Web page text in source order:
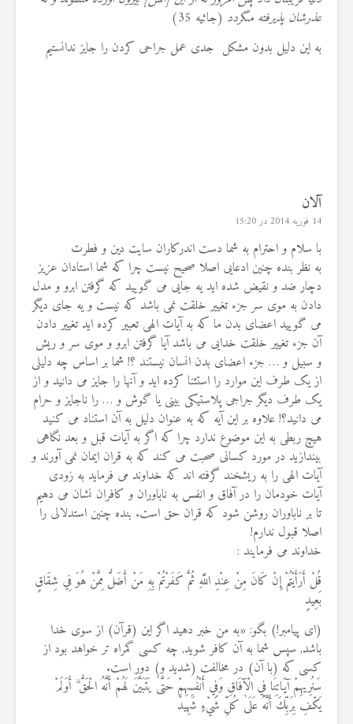
عذرشان پذيرفته مى‏گردد (جاثیه 35)
به این دلیل بدون مشکل جدی عمل جراحی کردن را جایز ندانستیم
آلان
14 فوریه 2014 در 15:20
با سلام و احترام به شما دست اندرکاران سایت دین و فطرت
به نظر بنده چنین ادعایی اصلا صحیح نیست چرا که شما استادان عزیز
دچار ضد و نقیض شده اید یه جایی می گویید که گرفتن ابرو و مدل
دادن به موی سر جزء تغییر خلقت نمی باشد که نیست و یه جای دیگر
می گویید اعضای بدن ما که به آیات الهی تعبیر کرده اید تغییر دادن
آن جزء تغییر خلقت خدایی می باشد آیا گرفتن ابرو و موی سر و ریش
و سبیل و … جزء اعضای بدن انسان نیستند ؟! شما بر اساس چه دلیلی
از یک طرف این موارد را استثنا کرده اید و آنها را جایز می دانید و از
یک طرف دیگر جراجی پلاستیکی بینی یا گوش و … را ناجایز و حرام
می دانید؟! علاوه بر این آیه که به عنوان دلیل به آن استناد می کنید
هیچ ربطی به این موضوع ندارد چرا که اگر به آیات قبل و بعد نگاهی
بیندازید در مورد کسانی صحبت می کند که به قران ایمان نمی آورند و
آیات الهی را به ریشخند گرفته اند که خداوند می فرماید به زودی
آیات خودمان را در آفاق و انفس به ناباوران و کافران نشان می دهیم
تا بر ناباوران روشن شود که قران حق است. بنده چنین استدلالی را
اصلا قبول ندارم!
خداوند می فرمایند :
قُلْ أَرَأَيْتُمْ إِنْ كَانَ مِنْ عِنْدِ اللَّهِ ثُمَّ كَفَرْتُمْ بِهِ مَنْ أَضَلُّ مِمَّنْ هُوَ فِي شِقَاقٍ
بَعِيدٍ
(ای پیامبر!) بگو: «به من خبر دهید اگر این (قرآن) از سوی خدا
باشد, سپس شما به آن کافر شوید, چه کسی گمراه تر خواهد بود از
کسی که (با آن) در مخالفت (شدید و) دور است.
سَنُرِيهِمْ آيَاتِنَا فِي الْآفَاقِ وَفِي أَنْفُسِهِمْ حَتَّىٰ يَتَبَيَّنَ لَهُمْ أَنَّهُ الْحَقُّ ۗ أَوَلَمْ
يَكْفِ بِرَبِّكَ أَنَّهُ عَلَىٰ كُلِّ شَيْءٍ شَهِيدٌ